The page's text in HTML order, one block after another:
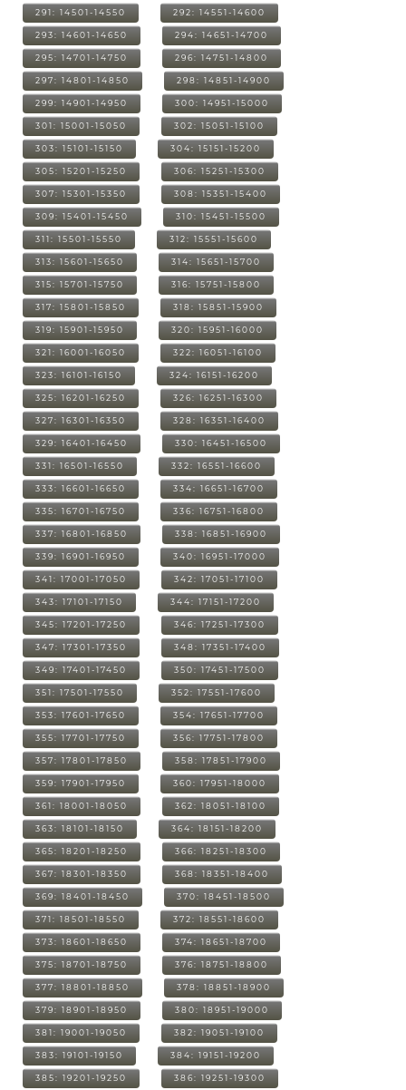
291: 14501-14550 292: 14551-14600
293: 14601-14650 294: 14651-14700
295: 14701-14750 296: 14751-14800
297: 14801-14850 298: 14851-14900
299: 14901-14950 300: 14951-15000
301: 15001-15050 302: 15051-15100
303: 15101-15150 304: 15151-15200
305: 15201-15250 306: 15251-15300
307: 15301-15350 308: 15351-15400
309: 15401-15450 310: 15451-15500
311: 15501-15550 312: 15551-15600
313: 15601-15650 314: 15651-15700
315: 15701-15750 316: 15751-15800
317: 15801-15850 318: 15851-15900
319: 15901-15950 320: 15951-16000
321: 16001-16050 322: 16051-16100
323: 16101-16150 324: 16151-16200
325: 16201-16250 326: 16251-16300
327: 16301-16350 328: 16351-16400
329: 16401-16450 330: 16451-16500
331: 16501-16550 332: 16551-16600
333: 16601-16650 334: 16651-16700
335: 16701-16750 336: 16751-16800
337: 16801-16850 338: 16851-16900
339: 16901-16950 340: 16951-17000
341: 17001-17050 342: 17051-17100
343: 17101-17150 344: 17151-17200
345: 17201-17250 346: 17251-17300
347: 17301-17350 348: 17351-17400
349: 17401-17450 350: 17451-17500
351: 17501-17550 352: 17551-17600
353: 17601-17650 354: 17651-17700
355: 17701-17750 356: 17751-17800
357: 17801-17850 358: 17851-17900
359: 17901-17950 360: 17951-18000
361: 18001-18050 362: 18051-18100
363: 18101-18150 364: 18151-18200
365: 18201-18250 366: 18251-18300
367: 18301-18350 368: 18351-18400
369: 18401-18450 370: 18451-18500
371: 18501-18550 372: 18551-18600
373: 18601-18650 374: 18651-18700
375: 18701-18750 376: 18751-18800
377: 18801-18850 378: 18851-18900
379: 18901-18950 380: 18951-19000
381: 19001-19050 382: 19051-19100
383: 19101-19150 384: 19151-19200
385: 19201-19250 386: 19251-19300